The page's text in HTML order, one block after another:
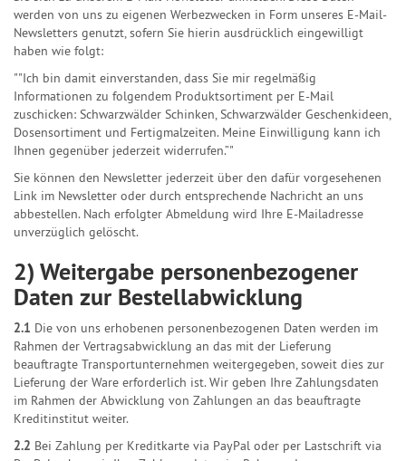
werden von uns zu eigenen Werbezwecken in Form unseres E-Mail-
Newsletters genutzt, sofern Sie hierin ausdrücklich eingewilligt
haben wie folgt:
""Ich bin damit einverstanden, dass Sie mir regelmäßig
Informationen zu folgendem Produktsortiment per E-Mail
zuschicken: Schwarzwälder Schinken, Schwarzwälder Geschenkideen,
Dosensortiment und Fertigmalzeiten. Meine Einwilligung kann ich
Ihnen gegenüber jederzeit widerrufen.”"
Sie können den Newsletter jederzeit über den dafür vorgesehenen
Link im Newsletter oder durch entsprechende Nachricht an uns
abbestellen. Nach erfolgter Abmeldung wird Ihre E-Mailadresse
unverzüglich gelöscht.
2) Weitergabe personenbezogener
Daten zur Bestellabwicklung
2.1 Die von uns erhobenen personenbezogenen Daten werden im
Rahmen der Vertragsabwicklung an das mit der Lieferung
beauftragte Transportunternehmen weitergegeben, soweit dies zur
Lieferung der Ware erforderlich ist. Wir geben Ihre Zahlungsdaten
im Rahmen der Abwicklung von Zahlungen an das beauftragte
Kreditinstitut weiter.
2.2 Bei Zahlung per Kreditkarte via PayPal oder per Lastschrift via